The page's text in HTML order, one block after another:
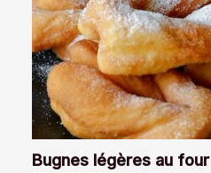
Bugnes légères au four